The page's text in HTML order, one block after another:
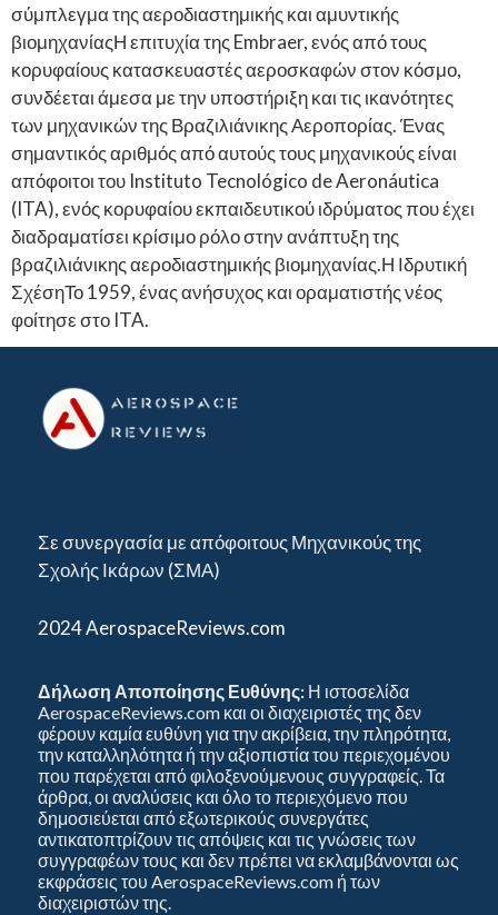
σύμπλεγμα της αεροδιαστημικής και αμυντικής
βιομηχανίαςΗ επιτυχία της Embraer, ενός από τους
κορυφαίους κατασκευαστές αεροσκαφών στον κόσμο,
συνδέεται άμεσα με την υποστήριξη και τις ικανότητες
των μηχανικών της Βραζιλιάνικης Αεροπορίας. Ένας
σημαντικός αριθμός από αυτούς τους μηχανικούς είναι
απόφοιτοι του Instituto Tecnológico de Aeronáutica
(ITA), ενός κορυφαίου εκπαιδευτικού ιδρύματος που έχει
διαδραματίσει κρίσιμο ρόλο στην ανάπτυξη της
βραζιλιάνικης αεροδιαστημικής βιομηχανίας.Η Ιδρυτική
ΣχέσηΤο 1959, ένας ανήσυχος και οραματιστής νέος
φοίτησε στο ITA.
Σε συνεργασία με απόφοιτους Μηχανικούς της
Σχολής Ικάρων (ΣΜΑ)
2024 AerospaceReviews.com
Δήλωση Αποποίησης Ευθύνης: Η ιστοσελίδα
AerospaceReviews.com και οι διαχειριστές της δεν
φέρουν καμία ευθύνη για την ακρίβεια, την πληρότητα,
την καταλληλότητα ή την αξιοπιστία του περιεχομένου
που παρέχεται από φιλοξενούμενους συγγραφείς. Τα
άρθρα, οι αναλύσεις και όλο το περιεχόμενο που
δημοσιεύεται από εξωτερικούς συνεργάτες
αντικατοπτρίζουν τις απόψεις και τις γνώσεις των
συγγραφέων τους και δεν πρέπει να εκλαμβάνονται ως
εκφράσεις του AerospaceReviews.com ή των
διαχειριστών της.